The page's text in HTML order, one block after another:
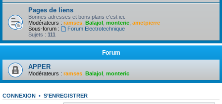
Pages de liens
Bonnes adresses et bons plans c'est ici.
Modérateurs : ramses Balajol monteric ametpierre
Sous-forum :
Forum Electrotechnique
Sujets : 111
Forum
APPER
Modérateurs : ramses Balajol monteric
CONNEXION • S’ENREGISTRER